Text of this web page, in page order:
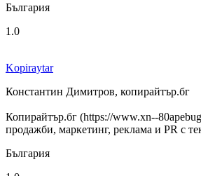
България
1.0
Kopiraytar
Константин Димитров, копирайтър.бг
Копирайтър.бг (https://www.xn--
продажби, маркетинг, реклама и PR с
България